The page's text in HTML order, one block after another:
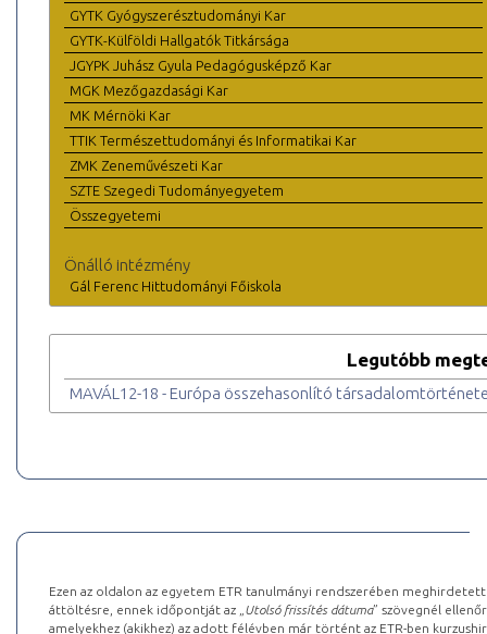
GYTK Gyógyszerésztudományi Kar
GYTK-Külföldi Hallgatók Titkársága
JGYPK Juhász Gyula Pedagógusképző Kar
MGK Mezőgazdasági Kar
MK Mérnöki Kar
TTIK Természettudományi és Informatikai Kar
ZMK Zeneművészeti Kar
SZTE Szegedi Tudományegyetem
Összegyetemi
Önálló intézmény
Gál Ferenc Hittudományi Főiskola
Legutóbb
MAVÁL12-18 - Európa összehasonlító
Ezen az oldalon az egyetem ETR tanulmányi rendszerében
áttöltésre, ennek időpontját az „ Utolsó frissítés dátuma” szövegnél
amelyekhez (akikhez) az adott félévben már történt az ETR-ben